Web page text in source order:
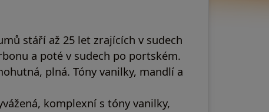
stáří až 25 let zrajících v sudech
a poté v sudech po portském.
plná. Tóny vanilky, mandlí a
komplexní s tóny vanilky,